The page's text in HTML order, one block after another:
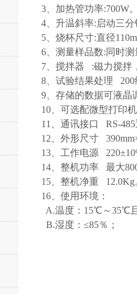
3、加热管功率:700W
4、升温斜率:启动三
5、烧杯尺寸:直径
6、测量样品数:同时
7、搅拌器 :磁力搅拌
8、试验结果处理 200
9、存储的数据可液晶
10、可选配微型打印
11、通讯接口 RS-
12、外形尺寸
13、工作电源
14、整机功率 最大
15、整机净重 12.0Kg
16、使用环境：
A.温度：15℃～35℃
B.湿度：≤85％；